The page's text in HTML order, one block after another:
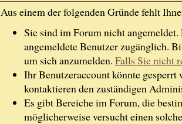
Aus einem der folgenden Gründe fehlt
Sie sind im Forum nicht
angemeldete Benutzer zugänglich.
um sich anzumelden. Falls Sie nicht
Ihr Benutzeraccount könnte gesperrt
kontaktieren den zuständigen
Es gibt Bereiche im Forum, die
möglicherweise versucht einen